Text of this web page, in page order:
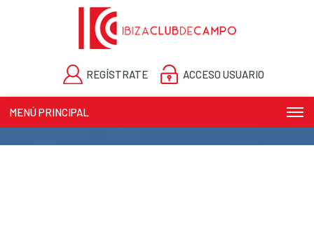
REGÍSTRATE ACCESO USUARIO
MENÚ PRINCIPAL